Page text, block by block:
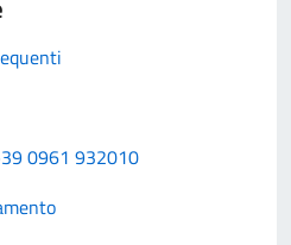
0961 932010